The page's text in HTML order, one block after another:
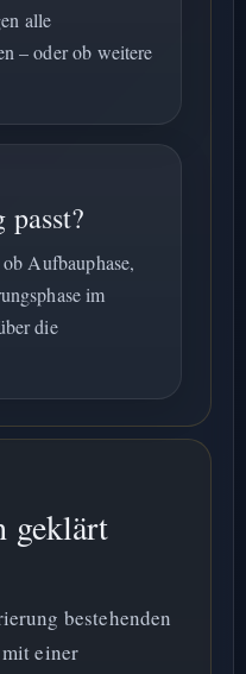
alle
– oder ob weitere
Aufbauphase,
im
die
geklärt
bestehenden
einer